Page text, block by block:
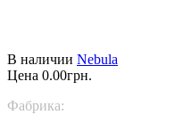
В наличии Nebula
Цена 0.00грн.
Фабрика: